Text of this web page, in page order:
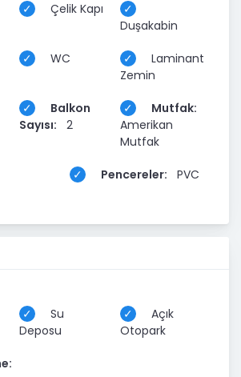
Çelik Kapı
Duşakabin
WC
Laminant
Zemin
Balkon
Sayısı:
2
Mutfak:
Amerikan
Mutfak
Pencereler: PVC
Su
Deposu
Açık
Otopark